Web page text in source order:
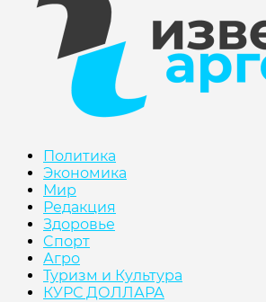
Политика
Экономика
Мир
Редакция
Здоровье
Cпорт
Агро
Туризм и Культура
КУРС ДОЛЛАРА